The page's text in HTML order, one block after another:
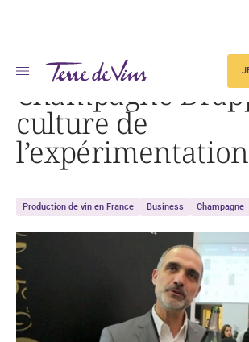
Accueil Champagne Drappier : la culture de l’expérimentation
Champagne
culture de
l’expérimentation
Production de vin en France Business Champagne